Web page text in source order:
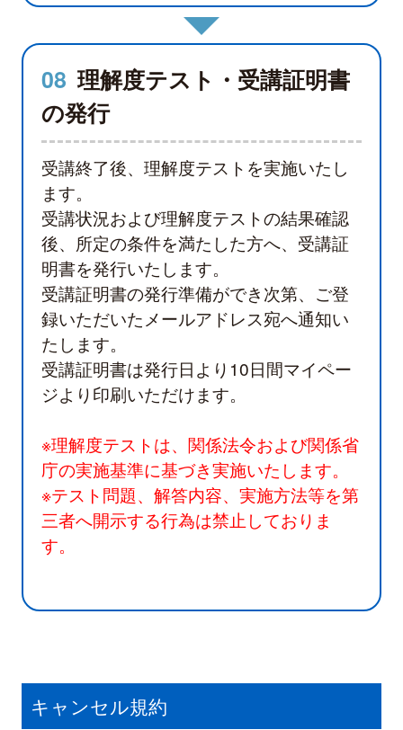
08 理解度テスト・受講証明書
の発行
受講終了後、理解度テストを実施いたし
ます。
受講状況および理解度テストの結果確認
後、所定の条件を満たした方へ、受講証
明書を発行いたします。
受講証明書の発行準備ができ次第、ご登
録いただいたメールアドレス宛へ通知い
たします。
受講証明書は発行日より10日間マイペー
ジより印刷いただけます。
※理解度テストは、関係法令および関係省
庁の実施基準に基づき実施いたします。
※テスト問題、解答内容、実施方法等を第
三者へ開示する行為は禁止しておりま
す。
キャンセル規約